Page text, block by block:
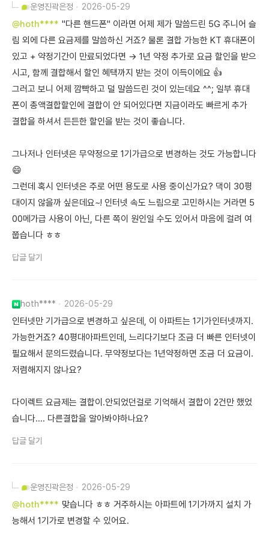
운영진곽은정 2026-05-29
@hoth**** "다른 핸드폰" 이라면 어제 제가 말씀드린 5G 주니어 슬
림 외에 다른 요금제를 말씀하신 거죠? 물론 결합 가능한 KT 휴대폰이
있고 + 약정기간이 만료되었다면 → 1년 약정 추가로 요금 할인을 받으
시고, 함께 결합해서 할인 혜택까지 받는 것이 이득이에요 👍
그러고 보니 어제 깜빡하고 덜 말씀드린 것이 있는데요 ^^; 일부 휴대
폰이 총액결합할인에 결합이 안 되어있다면 지금이라도 빠르게 추가
결합을 하셔서 든든한 할인을 받는 것이 좋습니다.
그나저나 인터넷은 무약정으로 1기가급으로 변경하는 것도 가능합니다
😄
그런데 혹시 인터넷은 주로 어떤 용도로 사용 중이신가요? 댁이 30평
대이지 않을까 싶은데요~! 인터넷 속도 느림으로 고민하시는 거라면 5
00메가급 사용이 아닌, 다른 쪽이 원인일 수도 있어서 마음에 걸려 여
쭙습니다 ㅎㅎ
답글 달기
hoth**** 2026-05-29
인터넷만 기가급으로 변경하고 싶은데, 이 아파트는 1기가인터넷까지.
가능한거죠? 40평대아파트인데, 느리다기보다 조금 더 빠른 인터넷이
필요해서 문의드렸습니다. 무약정보다는 1년약정하면 조금 더 요금이.
저렴해지지 않나요?
다이렉트 요금제는 결합이.안되었던걸로 기억해서 결합이 2건만 했었
습니다.... 다른결합을 알아봐야하나요?
답글 달기
운영진곽은정 2026-05-29
@hoth**** 맞습니다 ㅎㅎ 거주하시는 아파트에 1기가까지 설치 가
능해서 1기가로 변경할 수 있어요.